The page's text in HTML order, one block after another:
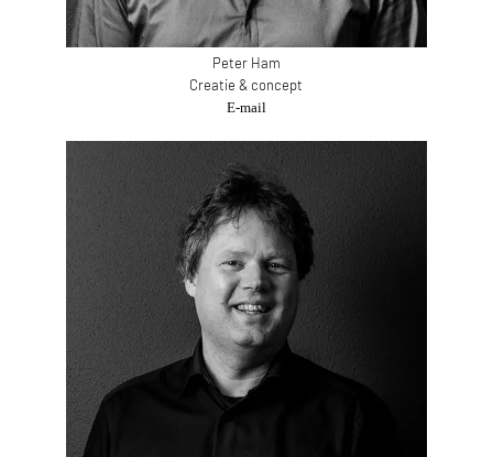
Peter Ham
Creatie & concept
E-mail